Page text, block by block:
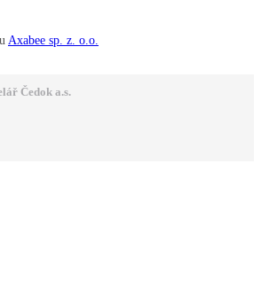
Axabee sp. z. o.o.
Čedok a.s.